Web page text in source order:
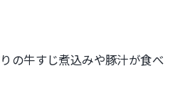
の牛すじ煮込みや豚汁が食べ